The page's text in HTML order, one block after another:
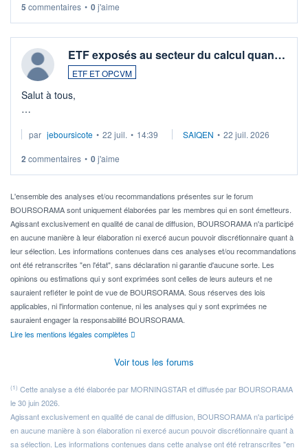
5 commentaires • 0j'aime
ETF exposés au secteur du calcul quan…
ETF ET OPCVM
Salut à tous,
via un ETF plutôt que des actions individuelles.
Idéalement, je voudrais qu'il soit éligible au PEA.
Pour l' ...
par jeboursicote • 22 juil. • 14:39 SAIQEN • 22 juil. 2026
2 commentaires • 0j'aime
L'ensemble des analyses et/ou recommandations présentes sur le forum
BOURSORAMA sont uniquement élaborées par les membres qui en sont émetteurs.
Agissant exclusivement en qualité de canal de diffusion, BOURSORAMA n'a participé
en aucune manière à leur élaboration ni exercé aucun pouvoir discrétionnaire quant à
leur sélection. Les informations contenues dans ces analyses et/ou recommandations
ont été retranscrites "en l'état", sans déclaration ni garantie d'aucune sorte. Les
opinions ou estimations qui y sont exprimées sont celles de leurs auteurs et ne
sauraient refléter le point de vue de BOURSORAMA. Sous réserves des lois
applicables, ni l'information contenue, ni les analyses qui y sont exprimées ne
sauraient engager la responsabilité BOURSORAMA.
Lire les mentions légales complètes
Voir tous les forums
(1) Cette analyse a été élaborée par MORNINGSTAR et diffusée par BOURSORAMA
le 30 juin 2026.
Agissant exclusivement en qualité de canal de diffusion, BOURSORAMA n'a participé
en aucune manière à son élaboration ni exercé aucun pouvoir discrétionnaire quant à
sa sélection. Les informations contenues dans cette analyse ont été retranscrites "en